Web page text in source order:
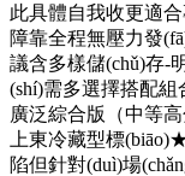
此具體自我收更適
障靠全程無壓力發
議含多樣儲(chǔ)存-
(shí)需多選擇搭配組
廣泛綜合版（中等
上東冷藏型標
陷但針對(duì)場